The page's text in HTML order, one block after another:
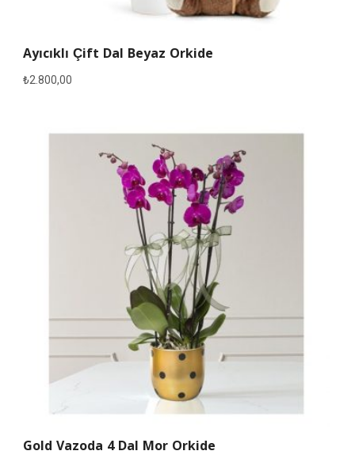
Ayıcıklı Çift Dal Beyaz Orkide
₺2.800,00
Gold Vazoda 4 Dal Mor Orkide